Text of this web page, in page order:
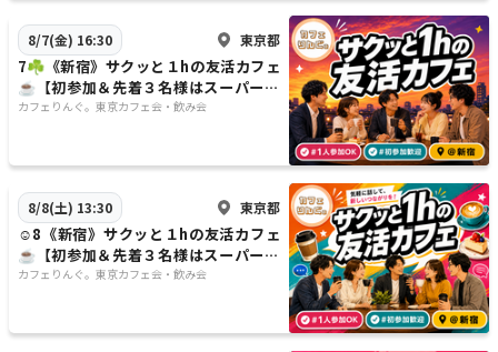
8/7(金) 16:30 東京都
7☘️《新宿》サクッと１hの友活カフェ
☕️【初参加＆先着３名様はスーパー割
引】素敵な1日は素敵な出会いから✨
カフェりんぐ。東京カフェ会・飲み会
8/8(土) 13:30 東京都
☺️8《新宿》サクッと１hの友活カフェ
☕️【初参加＆先着３名様はスーパー割
引】素敵な1日は素敵な出会いから✨
カフェりんぐ。東京カフェ会・飲み会